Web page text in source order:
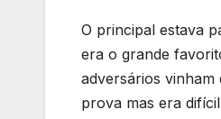
O principal estava
era o grande
adversários
prova mas era